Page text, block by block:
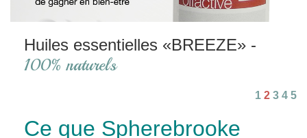
Huiles essentielles «BREEZE» -
100% naturels
1 2 3 4 5
Ce que Spherebrooke